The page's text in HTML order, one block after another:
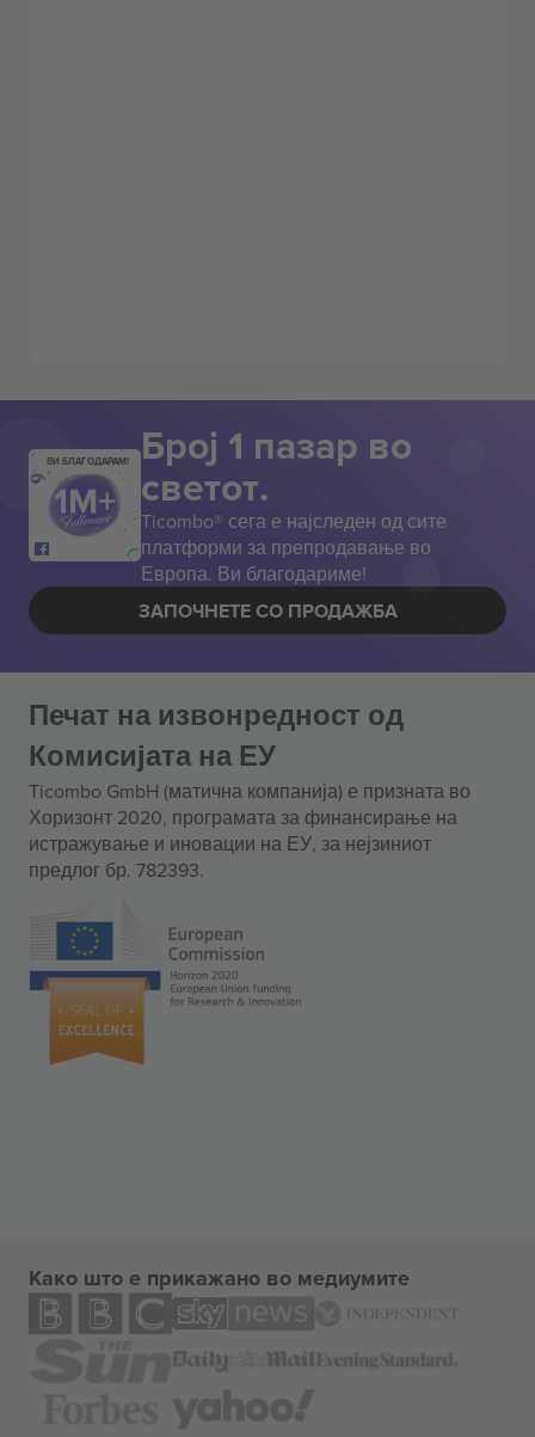
ВИ БЛАГОДАРАМ! Број 1 пазар во
светот.
Ticombo® сега е најследен од сите
платформи за препродавање во
Европа. Ви благодариме!
ЗАПОЧНЕТЕ СО ПРОДАЖБА
Печат на извонредност од
Комисијата на ЕУ
Ticombo GmbH (матична компанија) е призната во
Хоризонт 2020, програмата за финансирање на
истражување и иновации на ЕУ, за нејзиниот
предлог бр. 782393.
Како што е прикажано во медиумите